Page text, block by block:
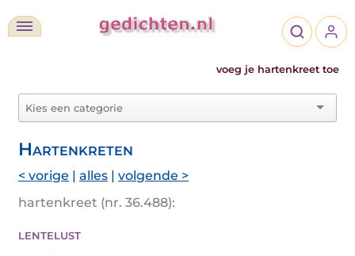
voeg je hartenkreet toe
Hartenkreten
< vorige | alles | volgende >
hartenkreet (nr. 36.488):
lentelust